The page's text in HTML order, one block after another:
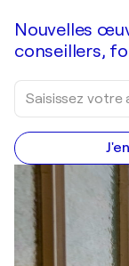
Nouvelles
conseillers,